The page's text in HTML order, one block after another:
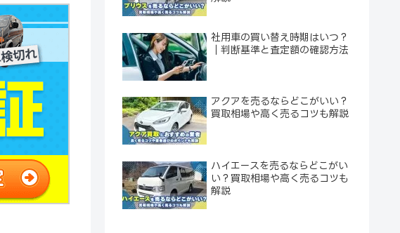
社用車の買い替え時期はいつ？
｜判断基準と査定額の確認方法
アクアを売るならどこがいい？
買取相場や高く売るコツも解説
ハイエースを売るならどこがい
い？買取相場や高く売るコツも
解説